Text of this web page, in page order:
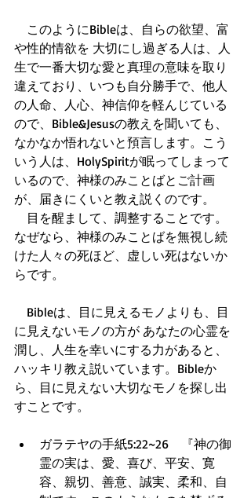
このようにBibleは、自らの欲望、富
や性的情欲を 大切にし過ぎる人は、人
生で一番大切な愛と真理の意味を取り
違えており、いつも自分勝手で、他人
の人命、人心、神信仰を軽んじている
ので、Bible&Jesusの教えを聞いても、
なかなか悟れないと預言します。こう
いう人は、HolySpiritが眠ってしまって
いるので、神様のみことばとご計画
が、届きにくいと教え説くのです。
目を醒まして、調整することです。
なぜなら、神様のみことばを無視し続
けた人々の死ほど、虚しい死はないか
らです。
Bibleは、目に見えるモノよりも、目
に見えないモノの方が あなたの心霊を
潤し、人生を幸いにする力があると、
ハッキリ教え説いています。Bibleか
ら、目に見えない大切なモノを探し出
すことです。
ガラテヤの手紙5:22~26　『神の御
霊の実は、愛、喜び、平安、寛
容、親切、善意、誠実、柔和、自